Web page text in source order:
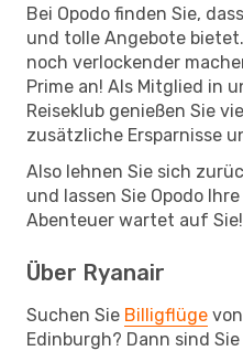
Bei Opodo finden Sie,
und tolle Angebote
noch verlockender
Prime an! Als Mitglied in
Reiseklub genießen Sie
zusätzliche Ersparnisse
Also lehnen Sie sich
und lassen Sie Opodo
Abenteuer wartet auf Sie!
Über Ryanair
Suchen Sie Billigflüge
Edinburgh? Dann sind